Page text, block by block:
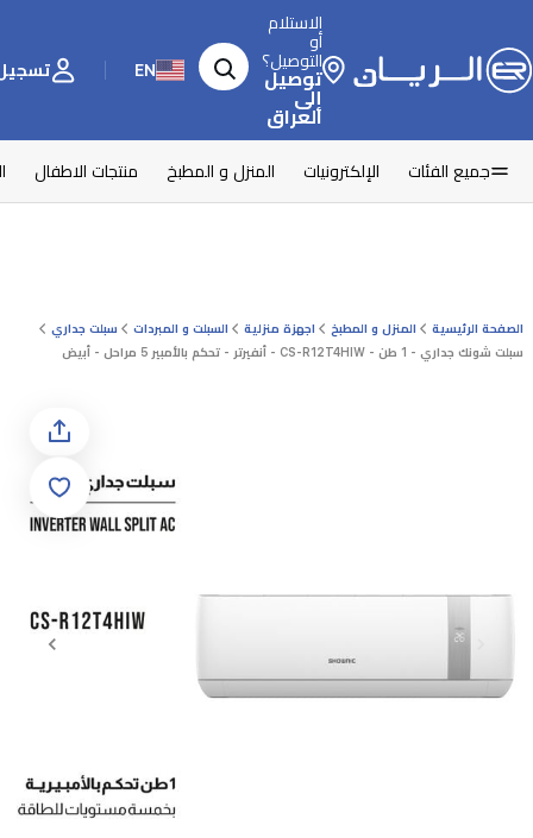
الاستلام
أو
التوصيل؟
توصيل
إلى
العراق
EN تسجيل
جميع الفئات الإلكترونيات المنزل و المطبخ منتجات الاطفال
الصفحة الرئيسية المنزل و المطبخ اجهزة منزلية السبلت و المبردات
سبلت جداري
سبلت شونك جداري - 1 طن - CS-R12T4HIW - أنفيرتر - تحكم بالأمبير 5 مراحل - أبيض